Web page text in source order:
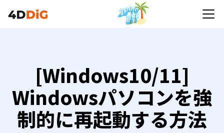
[Windows10/11]
Windowsパソコンを強
制的に再起動する方法